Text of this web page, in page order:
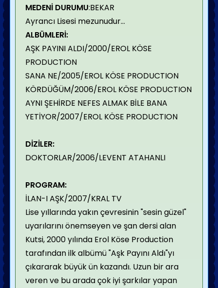
MEDENİ DURUMU:BEKAR
Ayrancı Lisesi mezunudur...
ALBÜMLERİ:
AŞK PAYINI ALDI/2000/EROL KÖSE
PRODUCTION
SANA NE/2005/EROL KÖSE PRODUCTION
KÖRDÜĞÜM/2006/EROL KÖSE PRODUCTION
AYNI ŞEHİRDE NEFES ALMAK BİLE BANA
YETİYOR/2007/EROL KÖSE PRODUCTION
DİZİLER:
DOKTORLAR/2006/LEVENT ATAHANLI
PROGRAM:
İLAN-I AŞK/2007/KRAL TV
Lise yıllarında yakın çevresinin "sesin güzel"
uyarılarını önemseyen ve şan dersi alan
Kutsi, 2000 yılında Erol Köse Production
tarafından ilk albümü "Aşk Payını Aldı"yı
çıkararak büyük ün kazandı. Uzun bir ara
veren ve bu arada çok iyi şarkılar yapan